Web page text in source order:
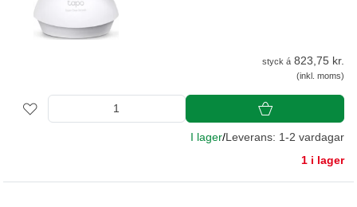
styck á 823,75 kr.
(inkl. moms)
I lager/Leverans: 1-2 vardagar
1 i lager